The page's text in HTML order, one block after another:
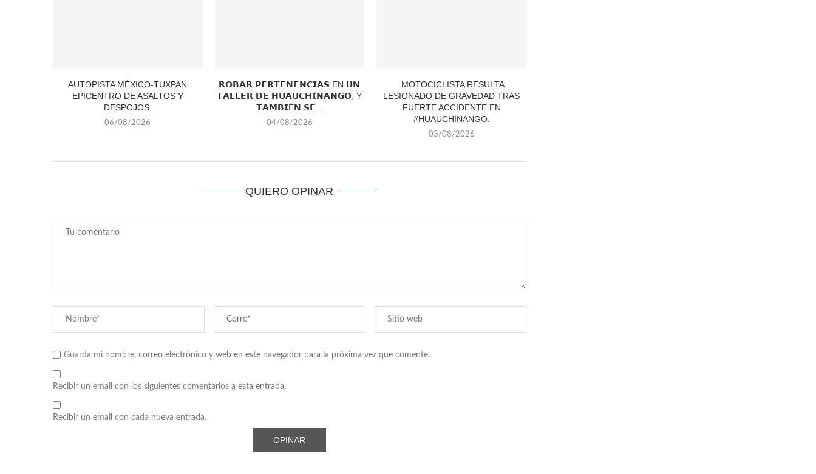
AUTOPISTA MÉXICO-TUXPAN
EPICENTRO DE ASALTOS Y
DESPOJOS.
06/08/2026
𝗥𝗢𝗕𝗔𝗥 𝗣𝗘𝗥𝗧𝗘𝗡𝗘𝗡𝗖𝗜𝗔𝗦 EN 𝗨𝗡
𝗧𝗔𝗟𝗟𝗘𝗥 𝗗𝗘 𝗛𝗨𝗔𝗨𝗖𝗛𝗜𝗡𝗔𝗡𝗚𝗢, Y
𝗧𝗔𝗠𝗕𝗜É𝗡 𝗦𝗘...
04/08/2026
MOTOCICLISTA RESULTA
LESIONADO DE GRAVEDAD TRAS
FUERTE ACCIDENTE EN
#HUAUCHINANGO.
03/08/2026
QUIERO OPINAR
Guarda mi nombre, correo electrónico y web en este navegador para la próxima vez que comente.
Recibir un email con los siguientes comentarios a esta entrada.
Recibir un email con cada nueva entrada.